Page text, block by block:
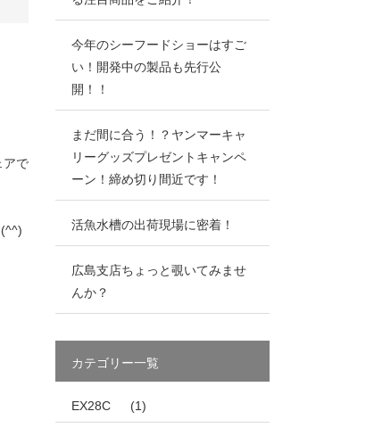
アで
今年のシーフードショーはすご
い！開発中の製品も先行公
開！！
まだ間に合う！？ヤンマーキャ
リーグッズプレゼントキャンペ
ーン！締め切り間近です！
活魚水槽の出荷現場に密着！
広島支店ちょっと覗いてみませ
んか？
カテゴリー一覧
EX28C (1)